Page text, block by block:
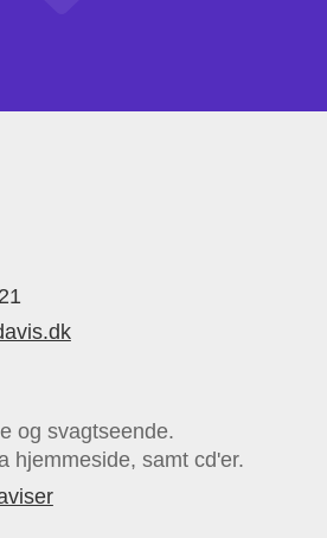
og svagtseende.
hjemmeside, samt cd'er.